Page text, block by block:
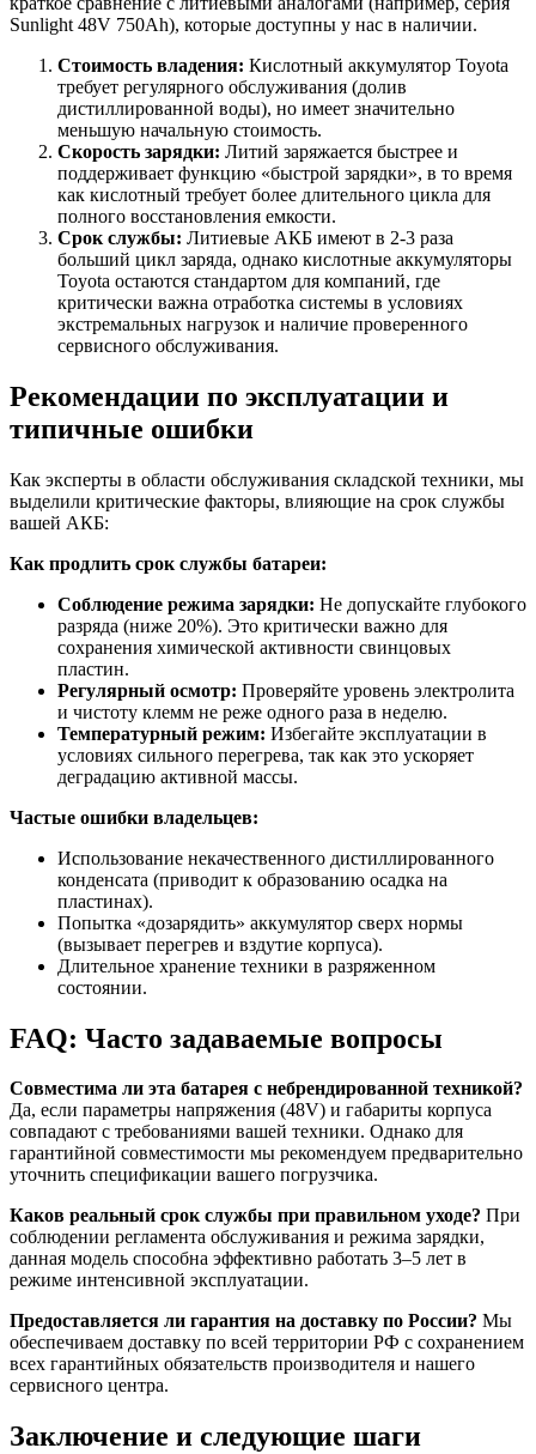
Sunlight 48V 750Ah), которые доступны у нас в наличии.
Стоимость владения: Кислотный аккумулятор Toyota
требует регулярного обслуживания (долив
дистиллированной воды), но имеет значительно
меньшую начальную стоимость.
Скорость зарядки: Литий заряжается быстрее и
поддерживает функцию «быстрой зарядки», в то время
как кислотный требует более длительного цикла для
полного восстановления емкости.
Срок службы: Литиевые АКБ имеют в 2-3 раза
больший цикл заряда, однако кислотные аккумуляторы
Toyota остаются стандартом для компаний, где
критически важна отработка системы в условиях
экстремальных нагрузок и наличие проверенного
сервисного обслуживания.
Рекомендации по эксплуатации и
типичные ошибки
Как эксперты в области обслуживания складской техники, мы
выделили критические факторы, влияющие на срок службы
вашей АКБ:
Как продлить срок службы батареи:
Соблюдение режима зарядки: Не допускайте глубокого
разряда (ниже 20%). Это критически важно для
сохранения химической активности свинцовых
пластин.
Регулярный осмотр: Проверяйте уровень электролита
и чистоту клемм не реже одного раза в неделю.
Температурный режим: Избегайте эксплуатации в
условиях сильного перегрева, так как это ускоряет
деградацию активной массы.
Частые ошибки владельцев:
Использование некачественного дистиллированного
конденсата (приводит к образованию осадка на
пластинах).
Попытка «дозарядить» аккумулятор сверх нормы
(вызывает перегрев и вздутие корпуса).
Длительное хранение техники в разряженном
состоянии.
FAQ: Часто задаваемые вопросы
Совместима ли эта батарея с небрендированной техникой?
Да, если параметры напряжения (48V) и габариты корпуса
совпадают с требованиями вашей техники. Однако для
гарантийной совместимости мы рекомендуем предварительно
уточнить спецификации вашего погрузчика.
Каков реальный срок службы при правильном уходе? При
соблюдении регламента обслуживания и режима зарядки,
данная модель способна эффективно работать 3–5 лет в
режиме интенсивной эксплуатации.
Предоставляется ли гарантия на доставку по России? Мы
обеспечиваем доставку по всей территории РФ с сохранением
всех гарантийных обязательств производителя и нашего
сервисного центра.
Заключение и следующие шаги